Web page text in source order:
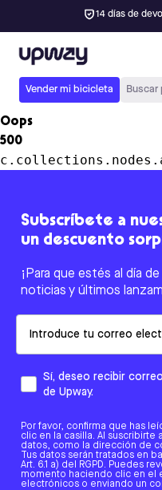
14 días de
Upway
Vender mi bicicleta Buscar
Oops
500
Subscríbete a
un descuento
¡Para que estés al día
noticias y últimos
Sí, deseo recibir
de Upway.
Por favor, confirma que has
clic en la casilla. Al
datos, como la dirección de
Tus datos serán tratados en
Art. 6.1 a) del RGPD. Puedes
momento haciendo clic en el
electrónicos o enviando un